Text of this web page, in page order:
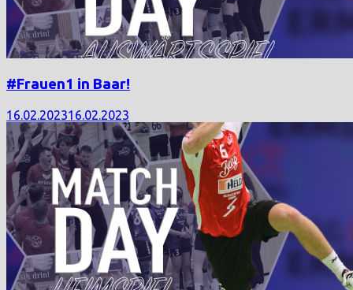
#Frauen1 in Baar!
16.02.202316.02.2023